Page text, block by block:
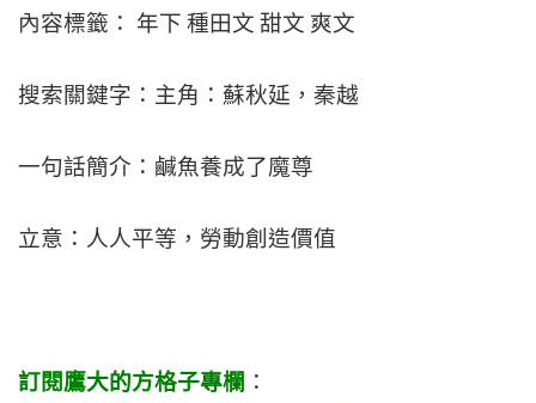
內容標籤： 年下 種田文 甜文 爽文
搜索關鍵字：主角：蘇秋延，秦越
一句話簡介：鹹魚養成了魔尊
立意：人人平等，勞動創造價值
訂閱鷹大的方格子專欄 ：